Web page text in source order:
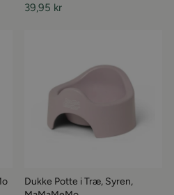
39,95 kr
Dukke Potte i Træ, Syren,